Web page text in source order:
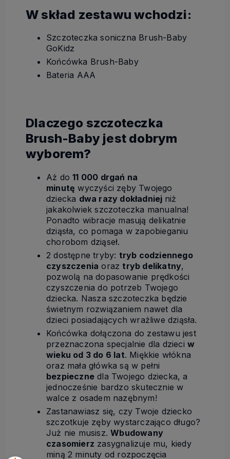
W skład zestawu wchodzi:
Szczoteczka soniczna Brush-Baby
GoKidz
Końcówka Brush-Baby
Bateria AAA
Dlaczego szczoteczka
Brush-Baby jest dobrym
wyborem?
Aż do11 000 drgań na
minutę wyczyści zęby Twojego
dziecka dwa razy dokładniej niż
jakakolwiek szczoteczka manualna!
Ponadto wibracje masują delikatnie
dziąsła, co pomaga w zapobieganiu
chorobom dziąseł.
2 dostępne tryby: tryb codziennego
czyszczenia oraztryb delikatny,
pozwolą na dopasowanie prędkości
czyszczenia do potrzeb Twojego
dziecka. Nasza szczoteczka będzie
świetnym rozwiązaniem nawet dla
dzieci posiadających wrażliwe dziąsła.
Końcówka dołączona do zestawu jest
przeznaczona specjalnie dla dzieci w
wieku od 3 do 6 lat. Miękkie włókna
oraz mała główka są w pełni
bezpieczne dla Twojego dziecka, a
jednocześnie bardzo skutecznie w
walce z osadem nazębnym!
Zastanawiasz się, czy Twoje dziecko
szczotkuje zęby wystarczająco długo?
Już nie musisz.Wbudowany
czasomierz zasygnalizuje mu, kiedy
miną 2 minuty od rozpoczęcia